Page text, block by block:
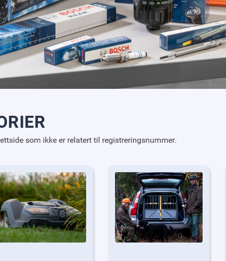
som ikke er relatert til registreringsnummer.